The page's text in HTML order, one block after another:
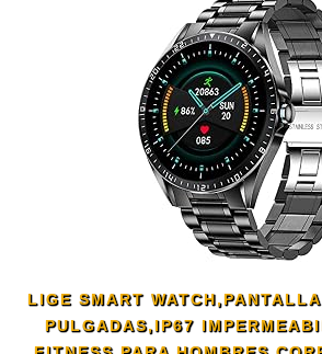
LIGE SMART
PULGADAS,IP67